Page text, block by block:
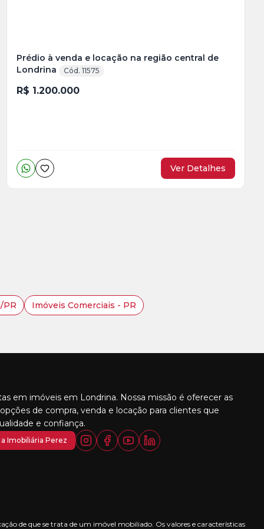
Prédio à venda e locação na região central de
Londrina
Cód. 11575
R$ 1.200.000
Ver Detalhes
PR Imóveis Comerciais - PR
em imóveis em Londrina. Nossa missão é oferecer as
de compra, venda e locação para clientes que
e confiança.
Imobiliária Perez
de que se trata de um imóvel mobiliado. Os valores e características